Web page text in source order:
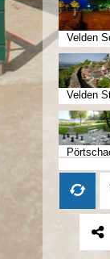
Velden
Velden